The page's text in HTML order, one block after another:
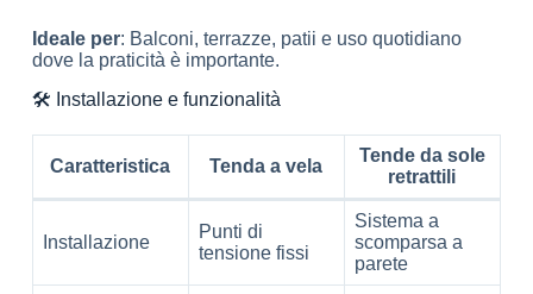
Ideale per: Balconi, terrazze, patii e uso quotidiano
dove la praticità è importante.
🛠️ Installazione e funzionalità
Caratteristica Tenda a vela
Tende da sole
retrattili
Installazione
Punti di
tensione fissi
Sistema a
scomparsa a
parete